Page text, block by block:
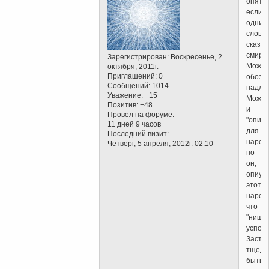
Зарегистрирован: Воскресенье, 2
октября, 2011г.
Приглашений: 0
Сообщений: 1014
Уважение: +15
Позитив: +48
Провел на форуме:
11 дней 9 часов
Последний визит:
Четверг, 5 апреля, 2012г. 02:10
если
одним
Можно
Может
и
для
но
он,
опиум,
этот
народ,
что
быть